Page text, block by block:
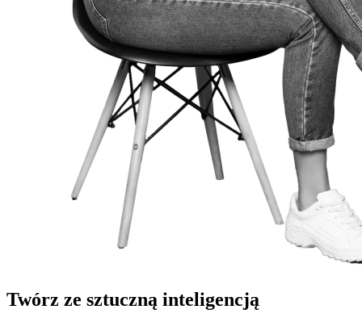
Twórz ze sztuczną inteligencją